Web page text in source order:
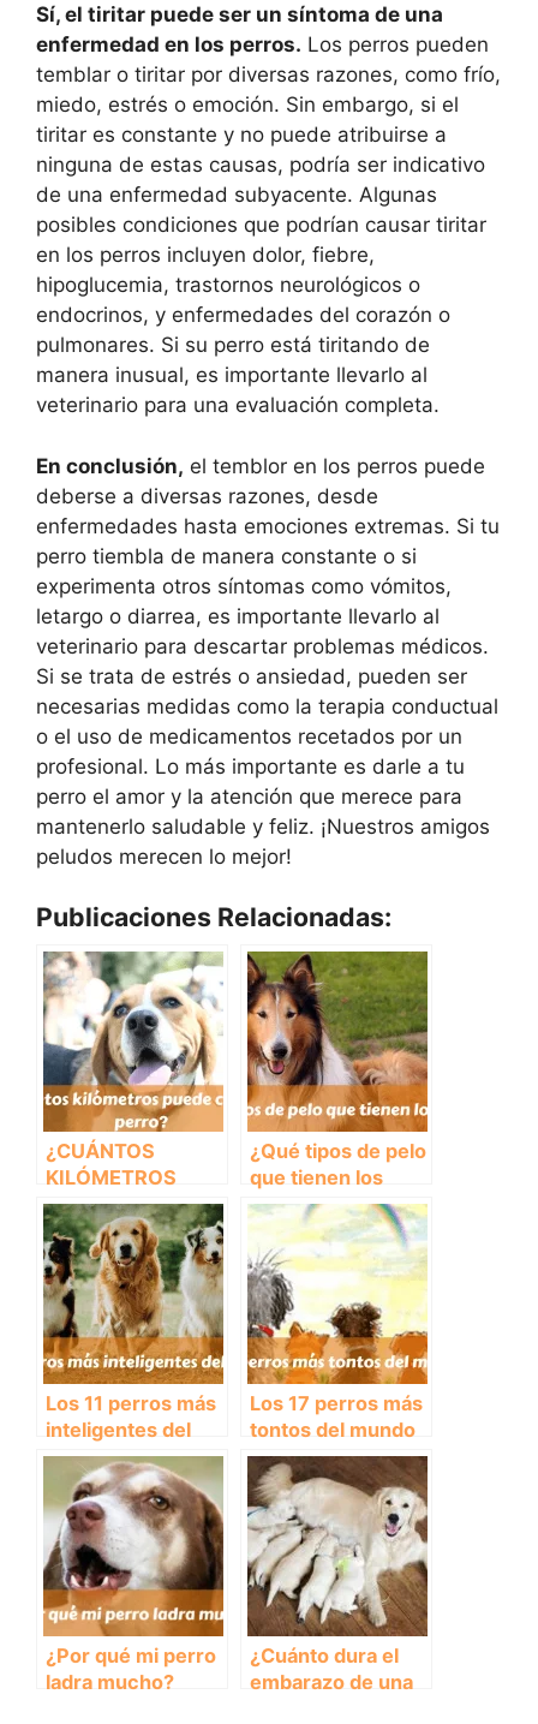
Sí, el tiritar puede ser un síntoma de una
enfermedad en los perros. Los perros pueden
temblar o tiritar por diversas razones, como frío,
miedo, estrés o emoción. Sin embargo, si el
tiritar es constante y no puede atribuirse a
ninguna de estas causas, podría ser indicativo
de una enfermedad subyacente. Algunas
posibles condiciones que podrían causar tiritar
en los perros incluyen dolor, fiebre,
hipoglucemia, trastornos neurológicos o
endocrinos, y enfermedades del corazón o
pulmonares. Si su perro está tiritando de
manera inusual, es importante llevarlo al
veterinario para una evaluación completa.
En conclusión, el temblor en los perros puede
deberse a diversas razones, desde
enfermedades hasta emociones extremas. Si tu
perro tiembla de manera constante o si
experimenta otros síntomas como vómitos,
letargo o diarrea, es importante llevarlo al
veterinario para descartar problemas médicos.
Si se trata de estrés o ansiedad, pueden ser
necesarias medidas como la terapia conductual
o el uso de medicamentos recetados por un
profesional. Lo más importante es darle a tu
perro el amor y la atención que merece para
mantenerlo saludable y feliz. ¡Nuestros amigos
peludos merecen lo mejor!
Publicaciones Relacionadas:
¿CUÁNTOS
KILÓMETROS
PUEDE CORRER
UN PERRO?
¿Qué tipos de pelo
que tienen los
perros?
Los 11 perros más
inteligentes del
mundo
Los 17 perros más
tontos del mundo
¿Por qué mi perro
ladra mucho?
¿Cuánto dura el
embarazo de una